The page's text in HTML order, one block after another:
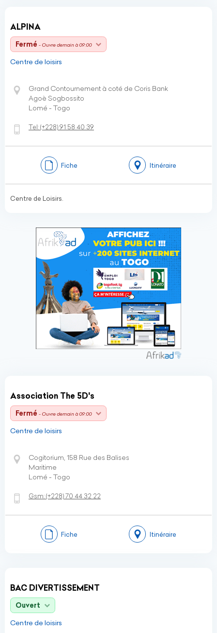
ALPINA
Fermé - Ouvre demain à 09:00
Centre de loisirs
Grand Contournement à coté de Coris Bank
Agoè Sogbossito
Lomé - Togo
Tel:(+228)91 58 40 39
Fiche Itinéraire
Centre de Loisirs.
Association The 5D's
Fermé - Ouvre demain à 09:00
Centre de loisirs
Cogitorium, 158 Rue des Balises
Maritime
Lomé - Togo
Gsm:(+228)70 44 32 22
Fiche Itinéraire
BAC DIVERTISSEMENT
Ouvert
Centre de loisirs